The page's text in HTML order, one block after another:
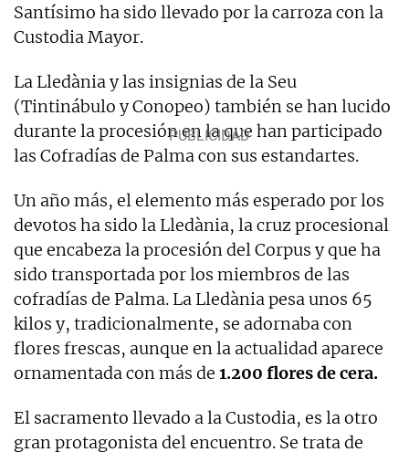
Santísimo ha sido llevado por la carroza con la
Custodia Mayor.
La Lledània y las insignias de la Seu
(Tintinábulo y Conopeo) también se han lucido
durante la procesión en la que han participado
las Cofradías de Palma con sus estandartes.
Un año más, el elemento más esperado por los
devotos ha sido la Lledània, la cruz procesional
que encabeza la procesión del Corpus y que ha
sido transportada por los miembros de las
cofradías de Palma. La Lledània pesa unos 65
kilos y, tradicionalmente, se adornaba con
flores frescas, aunque en la actualidad aparece
ornamentada con más de 1.200 flores de cera.
El sacramento llevado a la Custodia, es la otro
gran protagonista del encuentro. Se trata de